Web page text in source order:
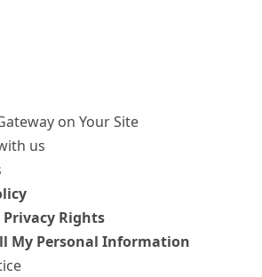
on Your Site
us
Rights
My Personal Information